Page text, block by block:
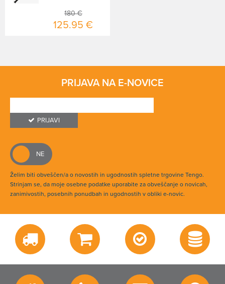
180 €
125.95 €
PRIJAVA NA E-NOVICE
PRIJAVI
Želim biti obveščen/a o novostih in ugodnostih spletne trgovine Tengo.
Strinjam se, da moje osebne podatke uporabite za obveščanje o novicah,
zanimivostih, posebnih ponudbah in ugodnostih v obliki e-novic.